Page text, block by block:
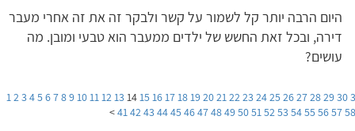
היום הרבה יותר קל לשמור על קשר ולבקר זה את זה אחרי מעבר
דירה, ובכל זאת החשש של ילדים ממעבר הוא טבעי ומובן. מה
עושים?
123456789101112131415161718192021222324252627282930
414243444546474849505152535455565758
>